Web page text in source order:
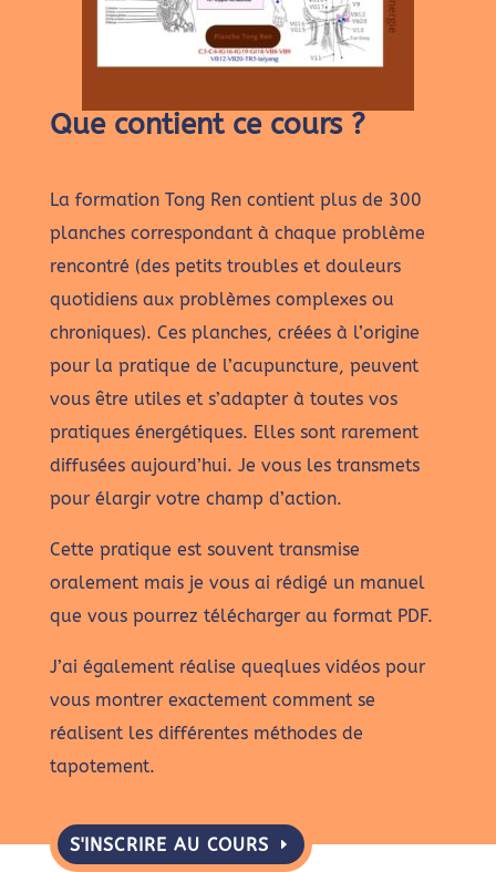
Que contient ce cours ?
La formation Tong Ren contient plus de 300
planches correspondant à chaque problème
rencontré (des petits troubles et douleurs
quotidiens aux problèmes complexes ou
chroniques). Ces planches, créées à l’origine
pour la pratique de l’acupuncture, peuvent
vous être utiles et s’adapter à toutes vos
pratiques énergétiques. Elles sont rarement
diffusées aujourd’hui. Je vous les transmets
pour élargir votre champ d’action.
Cette pratique est souvent transmise
oralement mais je vous ai rédigé un manuel
que vous pourrez télécharger au format PDF.
J’ai également réalise queqlues vidéos pour
vous montrer exactement comment se
réalisent les différentes méthodes de
tapotement.
S'INSCRIRE AU COURS